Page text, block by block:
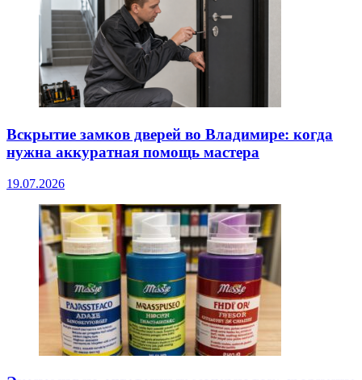
Вскрытие замков дверей во Владимире: когда
нужна аккуратная помощь мастера
19.07.2026